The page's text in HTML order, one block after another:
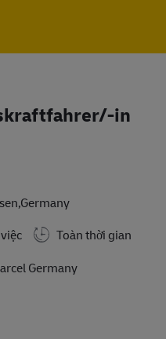
in
Toàn thời gian
Germany